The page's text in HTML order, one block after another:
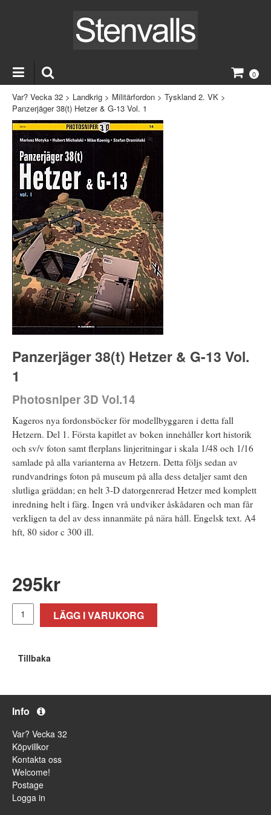
0
Var? Vecka 32 > Landkrig > Militärfordon > Tyskland 2. VK >
Panzerjäger 38(t) Hetzer & G-13 Vol. 1
Panzerjäger 38(t) Hetzer & G-13 Vol.
1
Photosniper 3D Vol.14
Kageros nya fordonsböcker för modellbyggaren i detta fall
Hetzern. Del 1. Första kapitlet av boken innehåller kort historik
och sv/v foton samt flerplans linjeritningar i skala 1/48 och 1/16
samlade på alla varianterna av Hetzern. Detta följs sedan av
rundvandrings foton på museum på alla dess detaljer samt den
slutliga gräddan; en helt 3-D datorgenrerad Hetzer med komplett
inredning helt i färg. Ingen vrå undviker åskådaren och man får
verkligen ta del av dess innanmäte på nära håll. Engelsk text. A4
hft, 80 sidor c 300 ill.
295kr
LÄGG I VARUKORG
Tillbaka
Info
Var? Vecka 32
Köpvillkor
Kontakta oss
Welcome!
Postage
Logga in